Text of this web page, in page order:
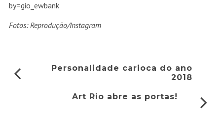
by=gio_ewbank
Fotos: Reprodução/Instagram
Personalidade carioca do ano
2018
Art Rio abre as portas!